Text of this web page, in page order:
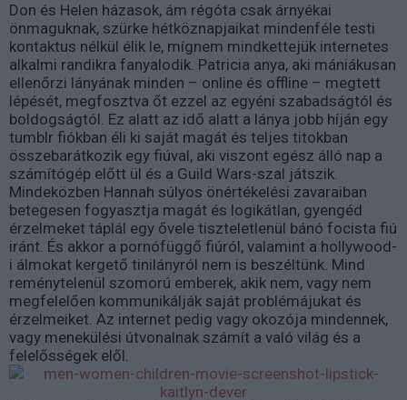
Don és Helen házasok, ám régóta csak árnyékai
önmaguknak, szürke hétköznapjaikat mindenféle testi
kontaktus nélkül élik le, mígnem mindkettejük internetes
alkalmi randikra fanyalodik. Patricia anya, aki mániákusan
ellenőrzi lányának minden – online és offline – megtett
lépését, megfosztva őt ezzel az egyéni szabadságtól és
boldogságtól. Ez alatt az idő alatt a lánya jobb híján egy
tumblr fiókban éli ki saját magát és teljes titokban
összebarátkozik egy fiúval, aki viszont egész álló nap a
számítógép előtt ül és a Guild Wars-szal játszik.
Mindeközben Hannah súlyos önértékelési zavaraiban
betegesen fogyasztja magát és logikátlan, gyengéd
érzelmeket táplál egy ővele tiszteletlenül bánó focista fiú
iránt. És akkor a pornófüggő fiúról, valamint a hollywood-
i álmokat kergető tinilányról nem is beszéltünk. Mind
reménytelenül szomorú emberek, akik nem, vagy nem
megfelelően kommunikálják saját problémájukat és
érzelmeiket. Az internet pedig vagy okozója mindennek,
vagy menekülési útvonalnak számít a való világ és a
felelősségek elől.